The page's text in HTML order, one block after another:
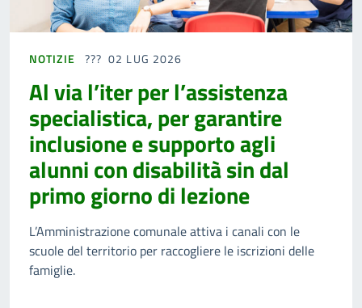
NOTIZIE 02 LUG 2026
Al via l’iter per l’assistenza
specialistica, per garantire
inclusione e supporto agli
alunni con disabilità sin dal
primo giorno di lezione
L’Amministrazione comunale attiva i canali con le
scuole del territorio per raccogliere le iscrizioni delle
famiglie.